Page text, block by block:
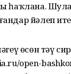
һаҡлана.
йәлеп
өсөн тәү
open-